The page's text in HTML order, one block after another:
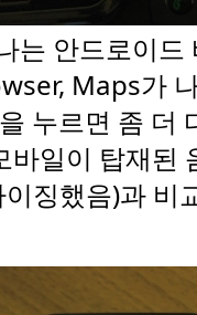
는 안드로이드
Maps가
누르면 좀 더
바일이 탑재된
징했음)과 비